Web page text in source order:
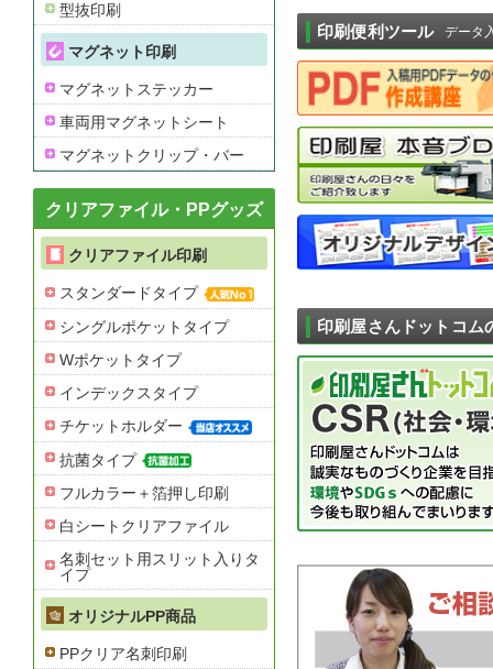
印刷便利ツール データ
印刷屋さんドットコム
型抜印刷
マグネット印刷
マグネットステッカー
車両用マグネットシート
マグネットクリップ・バー
クリアファイル・PPグッズ
クリアファイル印刷
スタンダードタイプ
シングルポケットタイプ
Wポケットタイプ
インデックスタイプ
チケットホルダー
抗菌タイプ
フルカラー＋箔押し印刷
白シートクリアファイル
名刺セット用スリット入りタ
イプ
オリジナルPP商品
PPクリア名刺印刷